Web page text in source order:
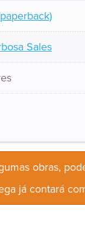
Sales
obras,
já contará